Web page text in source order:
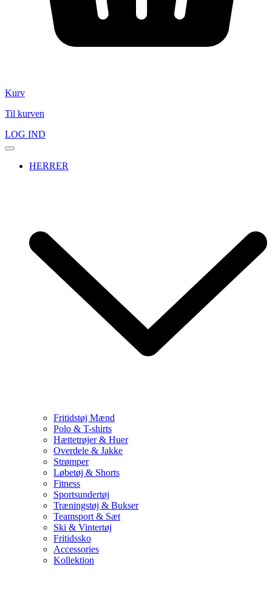
Kurv
Til kurven
LOG IND
HERRER
Fritidstøj Mænd
Polo & T-shirts
Hættetrøjer & Huer
Overdele & Jakke
Strømper
Løbetøj & Shorts
Fitness
Sportsundertøj
Træningstøj & Bukser
Teamsport & Sæt
Ski & Vintertøj
Fritidssko
Accessories
Kollektion